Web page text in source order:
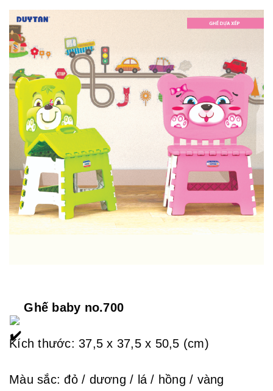
Ghế baby no.700
Kích thước: 37,5 x 37,5 x 50,5 (cm)
Màu sắc: đỏ / dương / lá / hồng / vàng